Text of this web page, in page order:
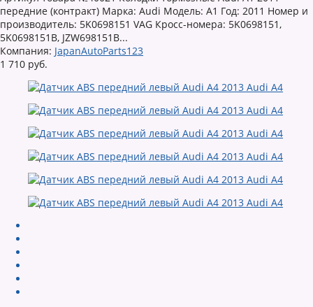
передние (контракт) Марка: Audi Модель: A1 Год: 2011 Номер и
производитель: 5K0698151 VAG Кросс-номера: 5K0698151,
5K0698151B, JZW698151B...
Компания: JapanAutoParts123
1 710 руб.